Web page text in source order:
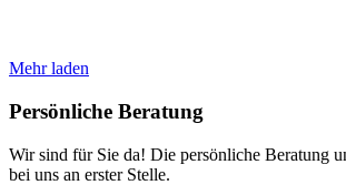
Mehr laden
Persönliche Beratung
Wir sind für Sie da! Die persönliche Beratung
bei uns an erster Stelle.